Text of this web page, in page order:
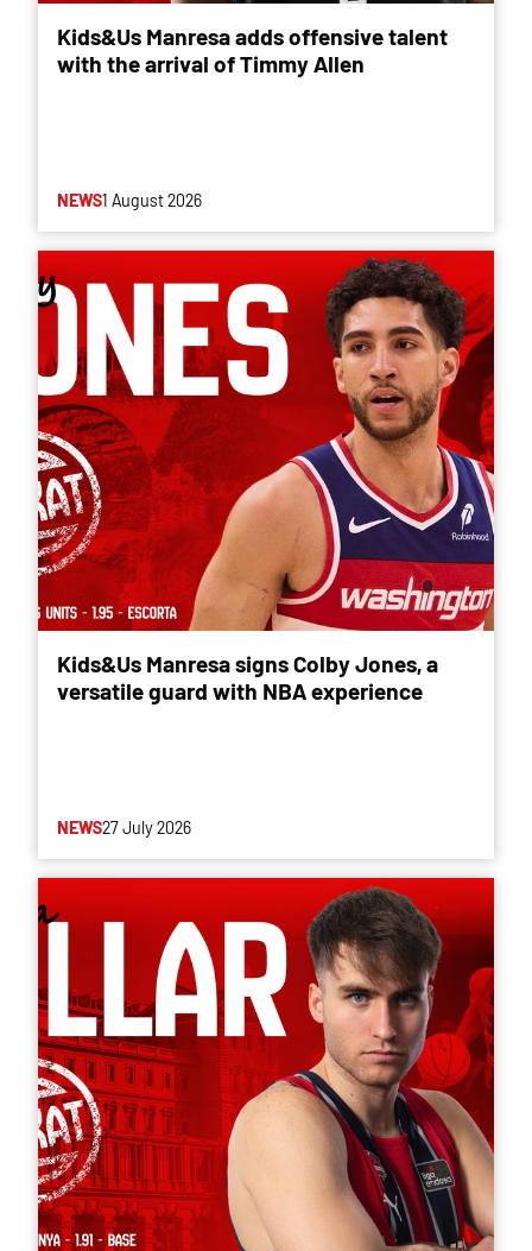
Kids&Us Manresa adds offensive talent
with the arrival of Timmy Allen
NEWS1 August 2026
Kids&Us Manresa signs Colby Jones, a
versatile guard with NBA experience
NEWS27 July 2026